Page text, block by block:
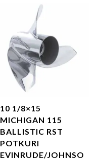
10 1/8×15
MICHIGAN 115
BALLISTIC RST
POTKURI
EVINRUDE/JOHNSO